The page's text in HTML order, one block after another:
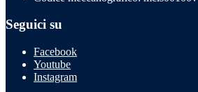
Seguici su
Facebook
Youtube
Instagram